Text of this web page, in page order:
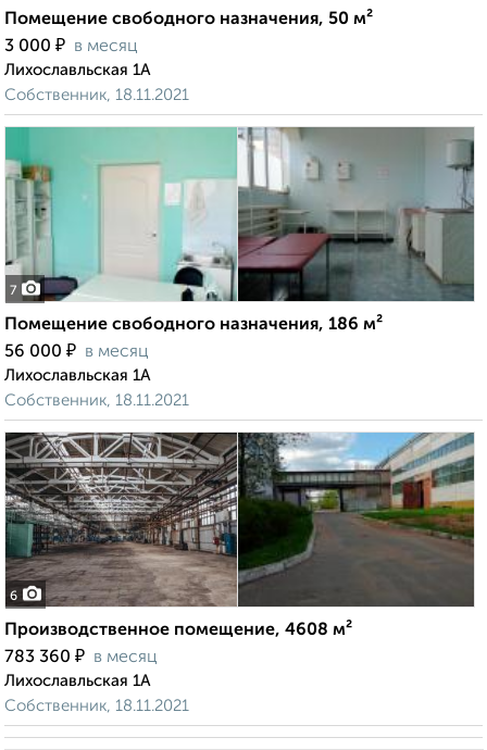
Помещение свободного назначения, 50 м²
3 000 ₽ в месяц
Лихославльская 1А
Собственник, 18.11.2021
7
Помещение свободного назначения, 186 м²
56 000 ₽ в месяц
Лихославльская 1А
Собственник, 18.11.2021
6
Производственное помещение, 4608 м²
783 360 ₽ в месяц
Лихославльская 1А
Собственник, 18.11.2021